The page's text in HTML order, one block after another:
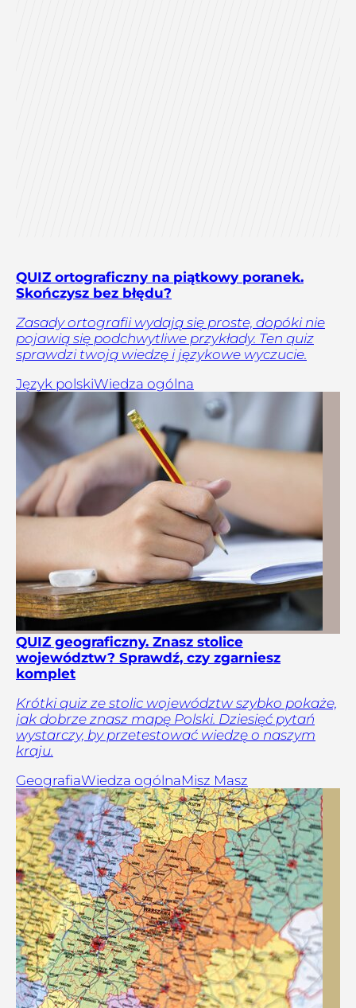
QUIZ ortograficzny na piątkowy poranek.
Skończysz bez błędu?
Zasady ortografii wydają się proste, dopóki nie
pojawią się podchwytliwe przykłady. Ten quiz
sprawdzi twoją wiedzę i językowe wyczucie.
Język polskiWiedza ogólna
QUIZ geograficzny. Znasz stolice
województw? Sprawdź, czy zgarniesz
komplet
Krótki quiz ze stolic województw szybko pokaże,
jak dobrze znasz mapę Polski. Dziesięć pytań
wystarczy, by przetestować wiedzę o naszym
kraju.
GeografiaWiedza ogólnaMisz Masz